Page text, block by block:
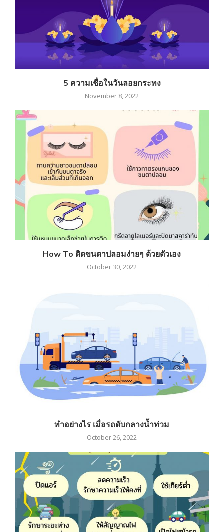
5 ความเชื่อในวันลอยกระทง
November 8, 2022
How To ติดขนตาปลอมง่ายๆ ด้วยตัวเอง
October 30, 2022
ทำอย่างไร เมื่อรถดับกลางน้ำท่วม
October 26, 2022